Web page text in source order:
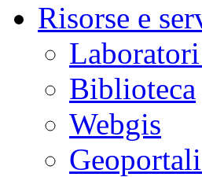
Risorse e
Biblioteca
Webgis